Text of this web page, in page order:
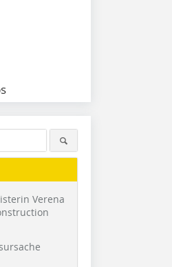
Verena